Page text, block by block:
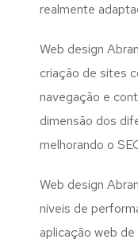
realmente
Web design
criação de sites
navegação e
dimensão dos
melhorando o
Web design
níveis de
aplicação web